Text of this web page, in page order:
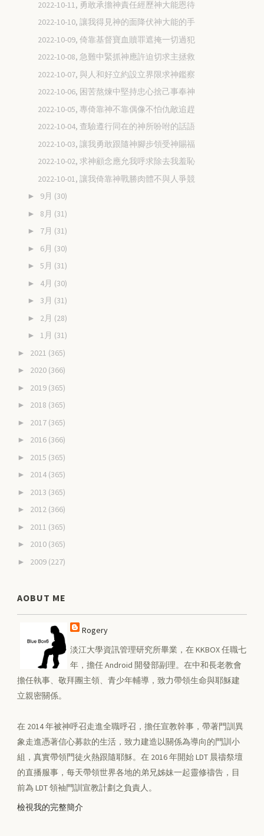
2022-10-11, 勇敢承擔神責任經歷神大能恩待
2022-10-10, 讓我得見神的面降伏神大能的手
2022-10-09, 倚靠基督寶血贖罪遮掩一切過犯
2022-10-08, 急難中緊抓神應許迫切求主拯救
2022-10-07, 與人和好立約設立界限求神鑑察
2022-10-06, 困苦熬煉中堅持忠心捨己事奉神
2022-10-05, 專倚靠神不靠偶像不怕仇敵追趕
2022-10-04, 查驗遵行同在的神所吩咐的話語
2022-10-03, 讓我勇敢跟隨神腳步領受神賜福
2022-10-02, 求神顧念應允我呼求除去我羞恥
2022-10-01, 讓我倚靠神戰勝肉體不與人爭競
► 9月 (30)
► 8月 (31)
► 7月 (31)
► 6月 (30)
► 5月 (31)
► 4月 (30)
► 3月 (31)
► 2月 (28)
► 1月 (31)
► 2021 (365)
► 2020 (366)
► 2019 (365)
► 2018 (365)
► 2017 (365)
► 2016 (366)
► 2015 (365)
► 2014 (365)
► 2013 (365)
► 2012 (366)
► 2011 (365)
► 2010 (365)
► 2009 (227)
AOBUT ME
Rogery
淡江大學資訊管理研究所畢業，在 KKBOX 任職七
年，擔任 Android 開發部副理。在中和長老教會
擔任執事、敬拜團主領、青少年輔導，致力帶領生命與耶穌建
立親密關係。
在 2014 年被神呼召走進全職呼召，擔任宣教幹事，帶著門訓異
象走進憑著信心募款的生活，致力建造以關係為導向的門訓小
組，真實帶領門徒火熱跟隨耶穌。在 2016 年開始 LDT 晨禱祭壇
的直播服事，每天帶領世界各地的弟兄姊妹一起靈修禱告，目
前為 LDT 領袖門訓宣教計劃之負責人。
檢視我的完整簡介